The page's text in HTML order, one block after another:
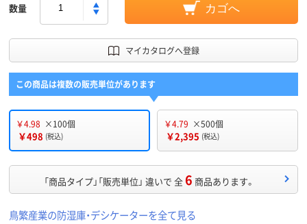
数量 カゴへ
マイカタログへ登録
この商品は複数の販売単位があります
￥4.98 ×100個
￥498 (税込)
￥4.79 ×500個
￥2,395 (税込)
「商品タイプ」「販売単位」 違いで 全6 商品あります。
鳥繁産業の防湿庫・デシケーターを全て見る